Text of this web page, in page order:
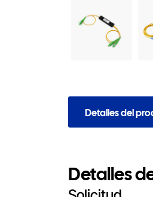
Detalles del
Detalles